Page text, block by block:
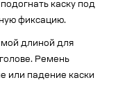
каску под
фиксацию.
длиной для
Ремень
или падение каски